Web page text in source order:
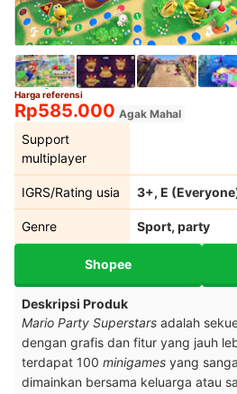
Harga referensi
Rp585.000 Agak Mahal
Support
multiplayer
IGRS/Rating usia 3+, E
Genre Sport, party
Shopee
Deskripsi Produk
Mario Party Superstars adalah
dengan grafis dan fitur yang jauh
terdapat 100 minigames yang
dimainkan bersama keluarga atau